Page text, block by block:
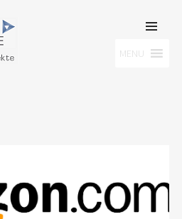
CONTENT
MENU